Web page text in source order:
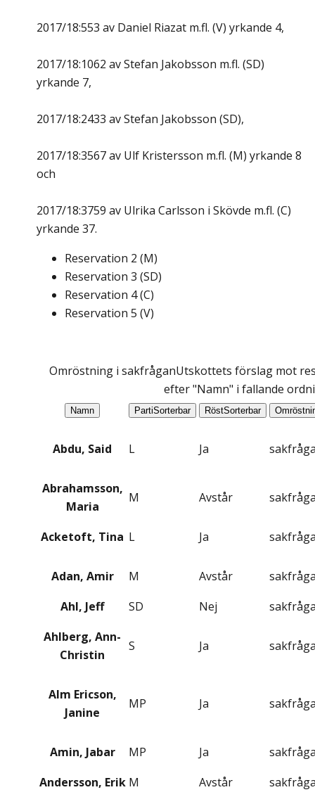
2017/18:553 av Daniel Riazat m.fl. (V) yrkande 4,
2017/18:1062 av Stefan Jakobsson m.fl. (SD)
yrkande 7,
2017/18:2433 av Stefan Jakobsson (SD),
2017/18:3567 av Ulf Kristersson m.fl. (M) yrkande 8
och
2017/18:3759 av Ulrika Carlsson i Skövde m.fl. (C)
yrkande 37.
Reservation 2 (M)
Reservation 3 (SD)
Reservation 4(C)
Reservation 5 (V)
Omröstning i sakfråganUtskottets förslag mot
efter "Namn" i fallande
Namn PartiSorterbar RöstSorterbar
Abdu, Said L Ja
Abrahamsson,
Maria
M Avstår
Acketoft, Tina L Ja
Adan, Amir M Avstår
Ahl, Jeff
SD Nej
Ahlberg, Ann-
Christin
S Ja
Alm Ericson,
Janine
MP Ja
Amin, Jabar MP Ja
Andersson, Erik M Avstår